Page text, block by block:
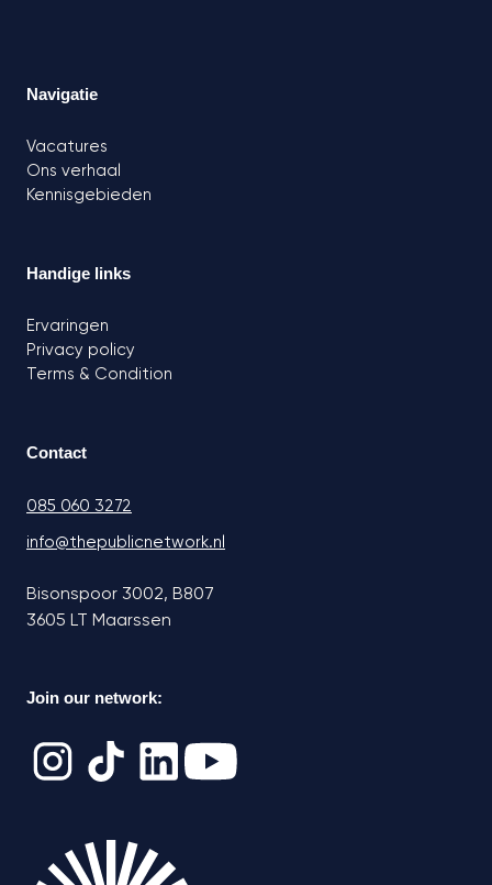
Navigatie
Vacatures
Ons verhaal
Kennisgebieden
Handige links
Ervaringen
Privacy policy
Terms & Condition
Contact
085 060 3272
info@thepublicnetwork.nl
Bisonspoor 3002, B807
3605 LT Maarssen
Join our network: